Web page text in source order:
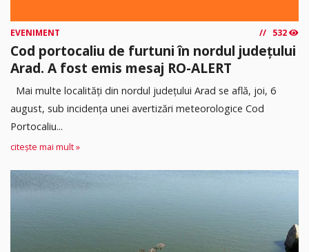
EVENIMENT 532
Cod portocaliu de furtuni în nordul județului
Arad. A fost emis mesaj RO-ALERT
Mai multe localități din nordul județului Arad se află, joi, 6
august, sub incidența unei avertizări meteorologice Cod
Portocaliu...
citește mai mult »